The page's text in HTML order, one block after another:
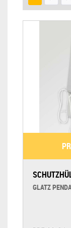
SZ-
rund
GLATZ